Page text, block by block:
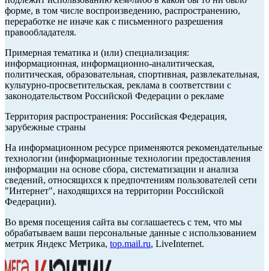
форме, в том числе воспроизведению, распространению,
переработке не иначе как с письменного разрешения
правообладателя.
Примерная тематика и (или) специализация:
информационная, информационно-аналитическая,
политическая, образовательная, спортивная, развлекательная,
культурно-просветительская, реклама в соответствии с
законодательством Российской Федерации о рекламе
Территория распространения: Российская Федерация,
зарубежные страны
На информационном ресурсе применяются рекомендательные
технологии (информационные технологии предоставления
информации на основе сбора, систематизации и анализа
сведений, относящихся к предпочтениям пользователей сети
"Интернет", находящихся на территории Российской
Федерации).
Во время посещения сайта вы соглашаетесь с тем, что мы
обрабатываем ваши персональные данные с использованием
метрик Яндекс Метрика, top.mail.ru, LiveInternet.